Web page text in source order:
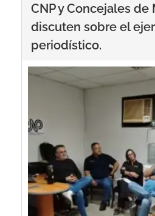
CNP y Concejales de
discuten sobre el
periodístico.